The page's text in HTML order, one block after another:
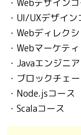
・Webデザイン
・UI/UXデザイン
・Webディレク
・Webマーケテ
・Javaエンジニ
・ブロックチェ
・Node.jsコース
・Scalaコース